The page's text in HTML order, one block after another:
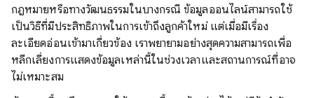
กฎหมายหรือทางวัฒนธรรมในบางกรณี ข้อมูลออนไลน์สามารถใช้
เป็นวิธีที่มีประสิทธิภาพในการเข้าถึงลูกค้าใหม่ แต่เมื่อมีเรื่อง
ละเอียดอ่อนเข้ามาเกี่ยวข้อง เราพยายามอย่างสุดความสามารถเพื่อ
หลีกเลี่ยงการแสดงข้อมูลเหล่านี้ในช่วงเวลาและสถานการณ์ที่อาจ
ไม่เหมาะสม